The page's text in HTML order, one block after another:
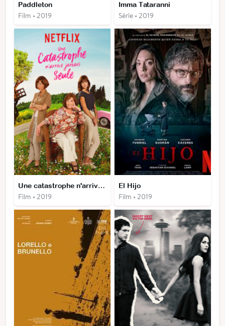
Paddleton
Film • 2019
Imma Tataranni
Série • 2019
Une catastrophe n'arrive jamais seule
Film • 2019
El Hijo
Film • 2019